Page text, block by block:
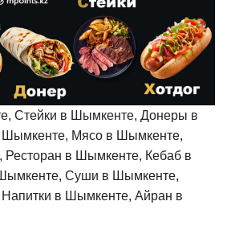
Стейки в Шымкенте, Донеры в
Мясо в Шымкенте,
Ресторан в Шымкенте, Кебаб в
Суши в Шымкенте,
в Шымкенте, Айран в